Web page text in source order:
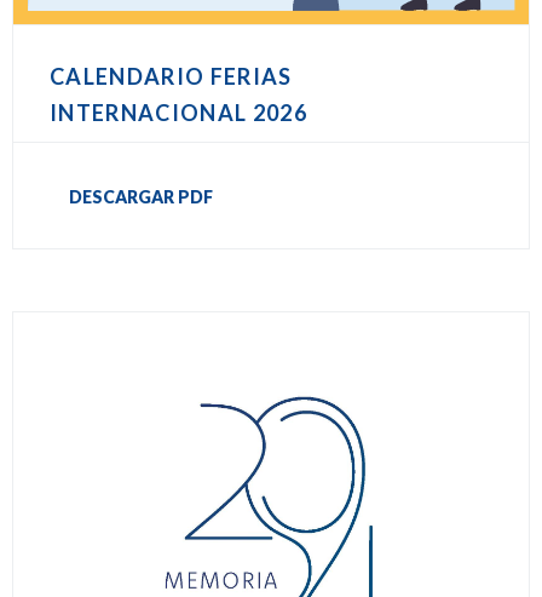
CALENDARIO FERIAS
INTERNACIONAL 2026
DESCARGAR PDF